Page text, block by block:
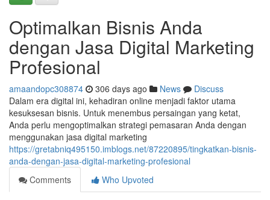
Optimalkan Bisnis Anda
dengan Jasa Digital Marketing
Profesional
amaandopc308874 306 days ago News
Discuss
Dalam era digital ini, kehadiran online menjadi faktor utama
kesuksesan bisnis. Untuk menembus persaingan yang ketat,
Anda perlu mengoptimalkan strategi pemasaran Anda dengan
menggunakan jasa digital marketing
https://gretabniq495150.imblogs.net/87220895/tingkatkan-bisnis-
anda-dengan-jasa-digital-marketing-profesional
Comments
Who Upvoted